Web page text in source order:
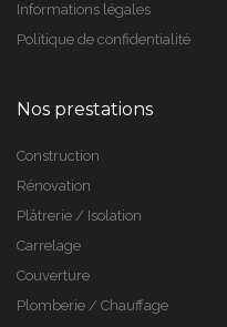
Informations légales
Politique de confidentialité
Nos prestations
Construction
Rénovation
Plâtrerie / Isolation
Carrelage
Couverture
Plomberie / Chauffage